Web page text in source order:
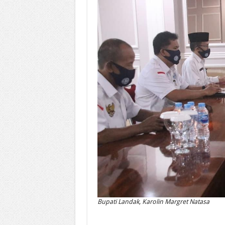
Bupati Landak, Karolin Margret Natasa